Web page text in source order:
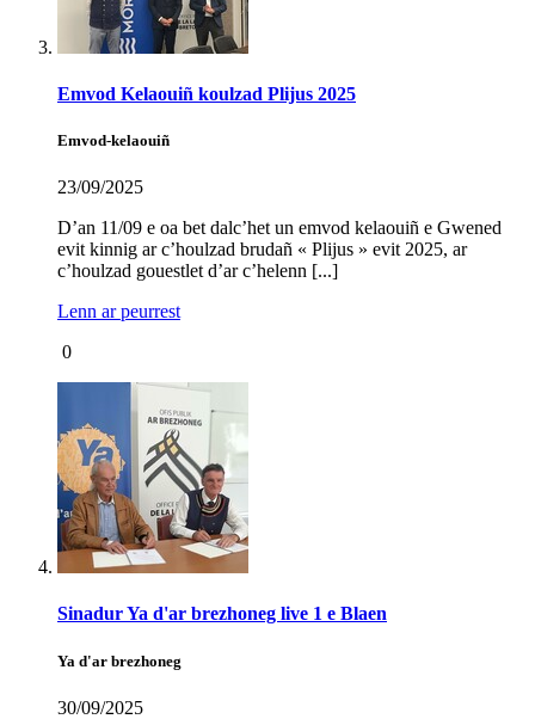
Emvod Kelaouiñ koulzad Plijus 2025
Emvod-kelaouiñ
23/09/2025
D’an 11/09 e oa bet dalc’het un emvod kelaouiñ e Gwened
evit kinnig ar c’houlzad brudañ « Plijus » evit 2025, ar
c’houlzad gouestlet d’ar c’helenn [...]
Lenn ar peurrest
0
Sinadur Ya d'ar brezhoneg live 1 e Blaen
Ya d'ar brezhoneg
30/09/2025